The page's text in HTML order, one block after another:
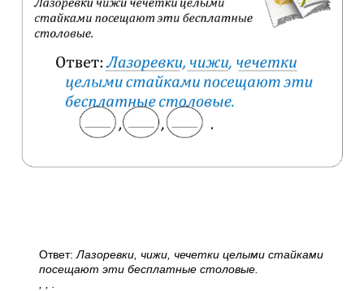
Ответ: Лазоревки, чижи, чечетки целыми стайками
посещают эти бесплатные столовые.